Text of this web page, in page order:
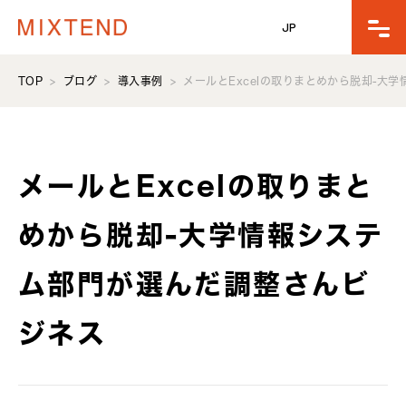
JP
TOP ブログ 導入事例 メールとExcelの取りまとめから脱却-大学
メールとExcelの取りまと
めから脱却-大学情報システ
ム部門が選んだ調整さんビ
ジネス